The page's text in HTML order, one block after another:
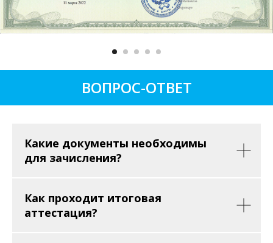
ВОПРОС-ОТВЕТ
Какие документы необходимы
для зачисления?
Как проходит итоговая
аттестация?